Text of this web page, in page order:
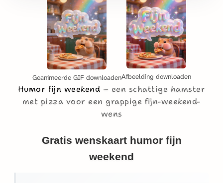
Geanimeerde GIF downloadenAfbeelding downloaden
Humor fijn weekend
een schattige hamster
met pizza voor een grappige fijn-weekend-
wens
Gratis wenskaart humor fijn
weekend